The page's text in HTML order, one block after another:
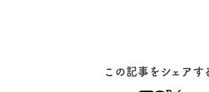
この記事をシェアす